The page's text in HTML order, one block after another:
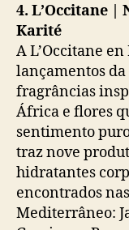
4. L’Occitane
Karité
A L’Occitane
lançamentos
fragrâncias
África e flores
sentimento
traz nove
hidratantes
encontrados
Mediterrâneo: